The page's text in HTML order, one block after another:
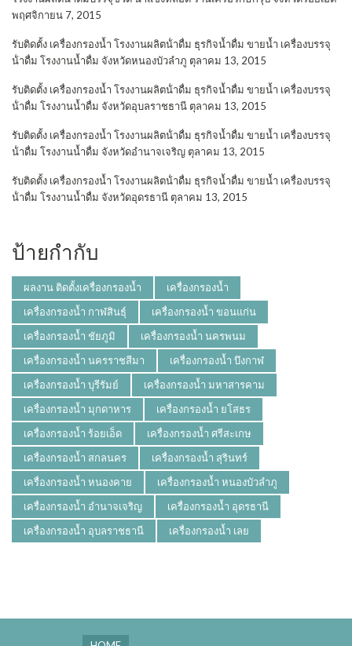
พฤศจิกายน 7, 2015
รับติดตั้ง เครื่องกรองน้ำ โรงงานผลิตน้ําดื่ม ธุรกิจน้ำดื่ม ขายน้ำ เครื่องบรรจุ
น้ําดื่ม โรงงานน้ำดื่ม จังหวัดหนองบัวลำภู ตุลาคม 13, 2015
รับติดตั้ง เครื่องกรองน้ำ โรงงานผลิตน้ําดื่ม ธุรกิจน้ำดื่ม ขายน้ำ เครื่องบรรจุ
น้ําดื่ม โรงงานน้ำดื่ม จังหวัดอุบลราชธานี ตุลาคม 13, 2015
รับติดตั้ง เครื่องกรองน้ำ โรงงานผลิตน้ําดื่ม ธุรกิจน้ำดื่ม ขายน้ำ เครื่องบรรจุ
น้ําดื่ม โรงงานน้ำดื่ม จังหวัดอำนาจเจริญ ตุลาคม 13, 2015
รับติดตั้ง เครื่องกรองน้ำ โรงงานผลิตน้ําดื่ม ธุรกิจน้ำดื่ม ขายน้ำ เครื่องบรรจุ
น้ําดื่ม โรงงานน้ำดื่ม จังหวัดอุดรธานี ตุลาคม 13, 2015
ป้ายกำกับ
ผลงาน ติดตั้งเครื่องกรองน้ำ
เครื่องกรองน้ำ
เครื่องกรองน้ำ กาฬสินธุ์
เครื่องกรองน้ำ ขอนแก่น
เครื่องกรองน้ำ ชัยภูมิ
เครื่องกรองน้ำ นครพนม
เครื่องกรองน้ำ นครราชสีมา
เครื่องกรองน้ำ บึงกาฬ
เครื่องกรองน้ำ บุรีรัมย์
เครื่องกรองน้ำ มหาสารคาม
เครื่องกรองน้ำ มุกดาหาร
เครื่องกรองน้ำ ยโสธร
เครื่องกรองน้ำ ร้อยเอ็ด
เครื่องกรองน้ำ ศรีสะเกษ
เครื่องกรองน้ำ สกลนคร
เครื่องกรองน้ำ สุรินทร์
เครื่องกรองน้ำ หนองคาย
เครื่องกรองน้ำ หนองบัวลำภู
เครื่องกรองน้ำ อำนาจเจริญ
เครื่องกรองน้ำ อุดรธานี
เครื่องกรองน้ำ อุบลราชธานี
เครื่องกรองน้ำ เลย